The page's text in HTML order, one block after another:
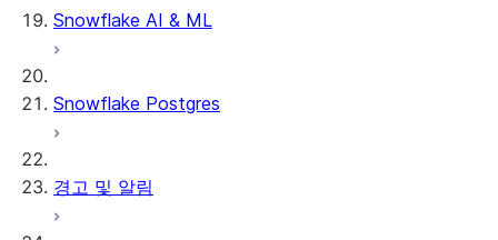
Snowflake AI & ML
Snowflake Postgres
경고 및 알림